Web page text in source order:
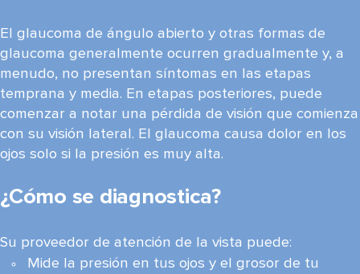
El glaucoma de ángulo abierto y otras formas de
glaucoma generalmente ocurren gradualmente y, a
menudo, no presentan síntomas en las etapas
temprana y media. En etapas posteriores, puede
comenzar a notar una pérdida de visión que comienza
con su visión lateral. El glaucoma causa dolor en los
ojos solo si la presión es muy alta.
¿Cómo se diagnostica?
Su proveedor de atención de la vista puede:
Mide la presión en tus ojos y el grosor de tu